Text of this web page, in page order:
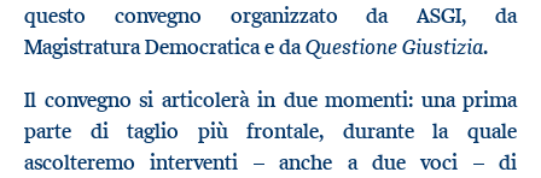
questo convegno organizzato da ASGI, da
Magistratura Democratica e daQuestione Giustizia.
Il convegno si articolerà in due momenti: una prima
parte di taglio più frontale, durante la quale
ascolteremo interventi – anche a due voci – di